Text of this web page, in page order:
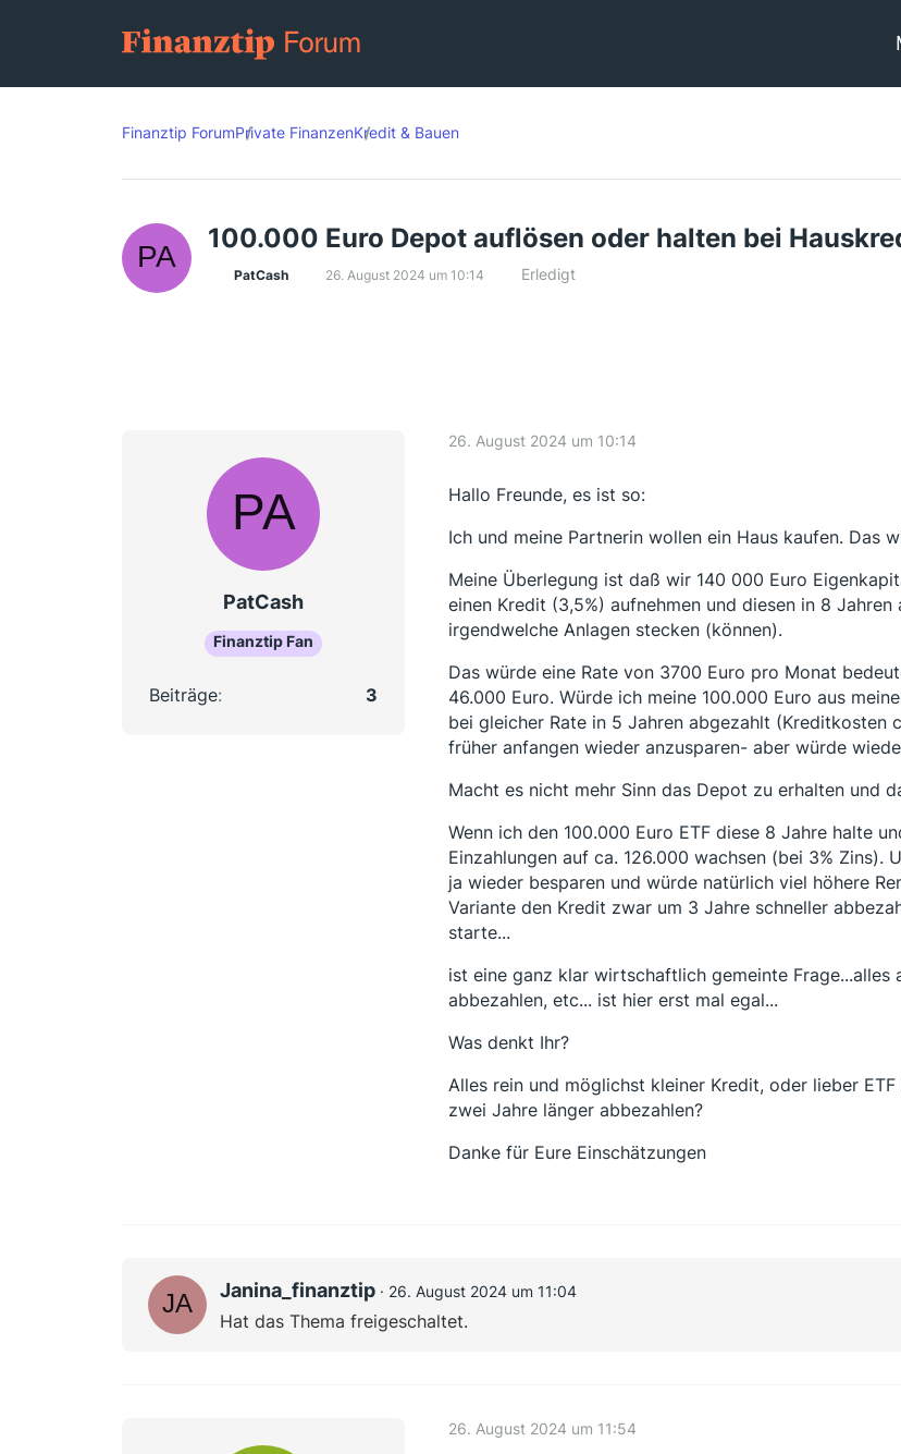
Finanztip ForumPrivate FinanzenKredit & Bauen
100.000 Euro Depot auflösen oder halten bei
PatCash 26. August 2024 um 10:14 Erledigt
PatCash
Finanztip Fan
Beiträge 3
26. August 2024 um 10:14
Hallo Freunde, es ist so:
Ich und meine Partnerin wollen ein Haus kaufen. Das
Meine Überlegung ist daß wir 140 000 Euro
einen Kredit (3,5%) aufnehmen und diesen in 8
irgendwelche Anlagen stecken (können).
Das würde eine Rate von 3700 Euro pro Monat
46.000 Euro. Würde ich meine 100.000 Euro aus
bei gleicher Rate in 5 Jahren abgezahlt
früher anfangen wieder anzusparen- aber würde
Macht es nicht mehr Sinn das Depot zu erhalten und
Wenn ich den 100.000 Euro ETF diese 8 Jahre halte
Einzahlungen auf ca. 126.000 wachsen (bei 3%
ja wieder besparen und würde natürlich viel höhere
Variante den Kredit zwar um 3 Jahre schneller
starte...
ist eine ganz klar wirtschaftlich gemeinte Frage...alles
abbezahlen, etc... ist hier erst mal egal...
Was denkt Ihr?
Alles rein und möglichst kleiner Kredit, oder lieber
zwei Jahre länger abbezahlen?
Danke für Eure Einschätzungen
Janina_finanztip 26. August 2024 um 11:04
Hat das Thema freigeschaltet.
26. August 2024 um 11:54